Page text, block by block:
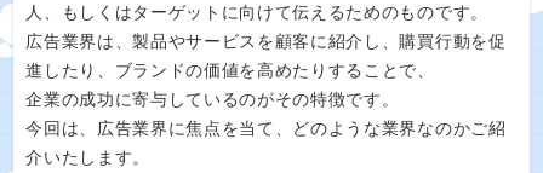
人、もしくはターゲットに向けて伝えるためのものです。
広告業界は、製品やサービスを顧客に紹介し、購買行動を促
進したり、ブランドの価値を高めたりすることで、
企業の成功に寄与しているのがその特徴です。
今回は、広告業界に焦点を当て、どのような業界なのかご紹
介いたします。